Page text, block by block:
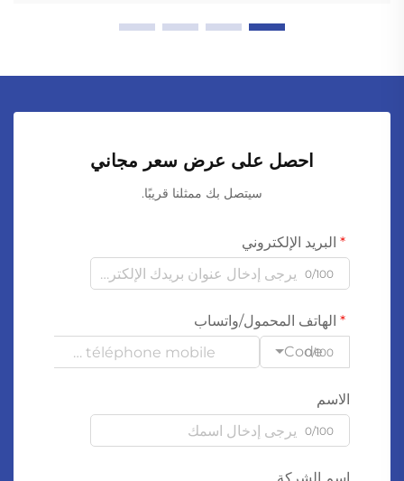
احصل على عرض سعر مجاني
سيتصل بك ممثلنا قريبًا.
البريد الإلكتروني
0/100
الهاتف المحمول/واتساب
Code
0/100
الاسم
0/100